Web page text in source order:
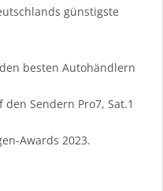
günstigste
besten Autohändlern
Sendern Pro7, Sat.1
Awards 2023.